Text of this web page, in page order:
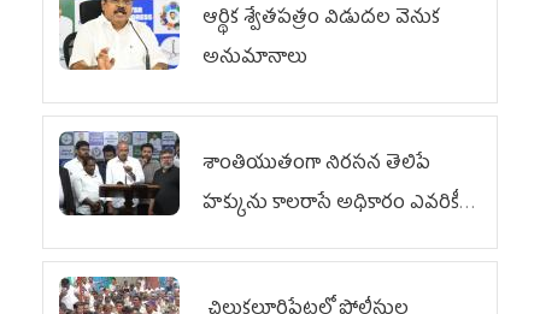
ఆర్థిక శ్వేతపత్రం విడుదల వెనుక
అనుమానాలు
శాంతియుతంగా నిరసన తెలిపే
హక్కును కాలరాసే అధికారం ఎవరికీ
లేదు